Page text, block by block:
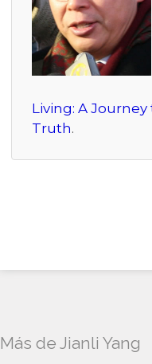
Living: A
Truth.
Más de Jianli Yang